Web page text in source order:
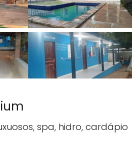
spa, hidro, cardápio